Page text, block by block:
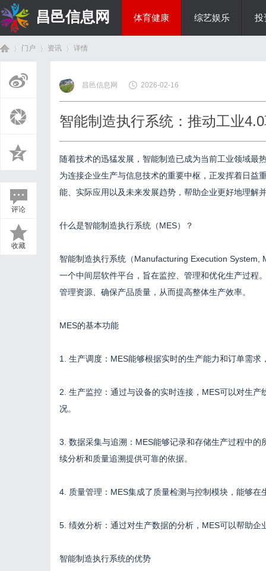
昌邑信息网 体育健康 综艺娱乐 投
门户 资讯
›
详情
评论
收藏
昌邑信息网 2026-02-16
智能制造执行系统：推动工业
随着技术的迅猛发展，智能制造已成为当前工业领域最
为连接企业生产与信息技术的重要中枢，正发挥着日益
能、实际应用以及未来发展趋势，帮助企业更好地理解
什么是智能制造执行系统（MES）？
智能制造执行系统（Manufacturing Execution System,
一个中间层软件平台，旨在监控、管理和优化生产过程
管理资源、确保产品质量，从而提高整体生产效率。
MES的基本功能
1. 生产调度：MES能够根据实时的生产能力和订单需
2. 生产监控：通过与设备的实时连接，MES可以对生
况。
3. 数据采集与追溯：MES能够记录和存储生产过程中
续分析和质量追溯提供可靠的依据。
4. 质量管理：MES集成了质量检测与控制模块，能够
5. 绩效分析：通过对生产数据的分析，MES可以帮助
智能制造执行系统的优势